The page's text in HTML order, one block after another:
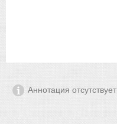
Аннотация отсутствует